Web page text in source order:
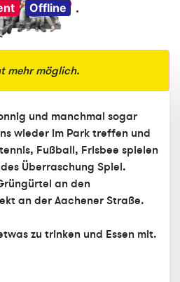
Offline
mehr möglich.
und manchmal sogar
wieder im Park treffen und
Fußball, Frisbee spielen
Überraschung Spiel.
an den
an der Aachener Straße.
zu trinken und Essen mit.